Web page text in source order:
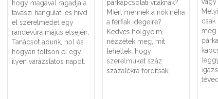
hogy magával ragadja a
tavaszi hangulat, és hívd
el szerelmedet egy
randevúra május elsején.
Tanácsot adunk, hol és
hogyan töltsön el egy
ilyen varázslatos napot.
párkapcsolati vitáknak?
Miért mennek a nők néha
a férfiak idegeire?
Kedves hölgyeim,
nézzétek meg, mit
tehettek, hogy
szerelmüket száz
százalékra fordítsák.
csak
meg